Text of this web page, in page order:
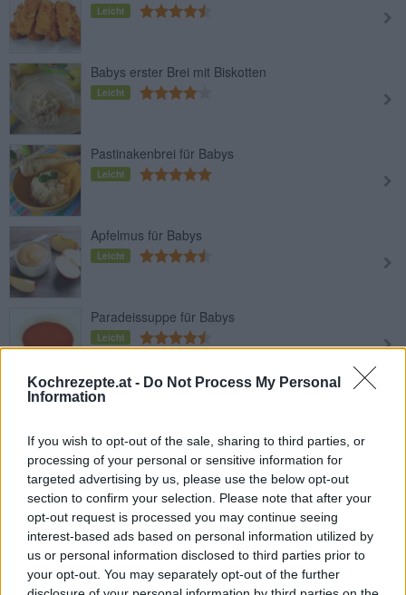
Kochrezepte.at - Do Not Process My Personal
Information
If you wish to opt-out of the sale, sharing to third parties, or
processing of your personal or sensitive information for
targeted advertising by us, please use the below opt-out
section to confirm your selection. Please note that after your
opt-out request is processed you may continue seeing
interest-based ads based on personal information utilized by
us or personal information disclosed to third parties prior to
your opt-out. You may separately opt-out of the further
Leicht
Babys erster Brei mit Biskotten
Leicht
Pastinakenbrei für Babys
Leicht
Apfelmus für Babys
Leicht
Paradeissuppe für Babys
Leicht
Polentaschnitten
Bananen-Hafer-Brei
Leicht
Hörnchennudeln mit Schinken und
Erbsen